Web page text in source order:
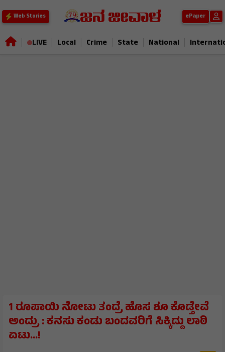
Web Stories ePaper
LIVE Local Crime State National
1 ರೂಪಾಯಿ ನೋಟು ತಂದ್ರೆ ಹೊಸ ಶೂ ಕೊಡ್ತೇವೆ
ಅಂದ್ರು : ಕನಸು ಕಂಡು ಬಂದವರಿಗೆ ಸಿಕ್ಕಿದ್ದು ಲಾಠಿ
ಏಟು…!